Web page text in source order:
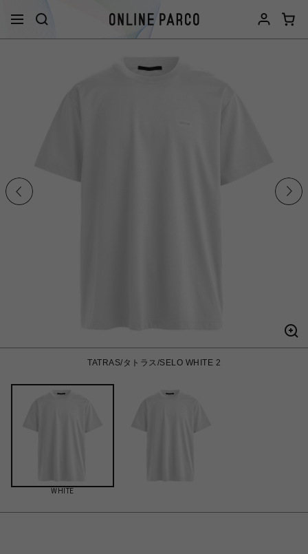
TATRAS/タトラス/SELO WHITE 2
WHITE